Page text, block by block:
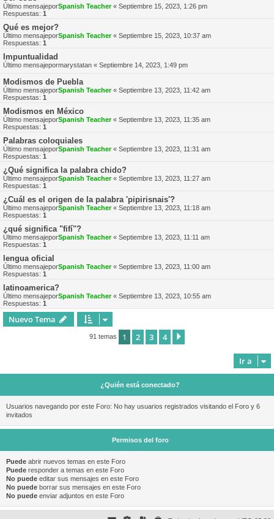
Último mensajeporSpanish Teacher« Septiembre 15, 2023, 1:26 pm
Respuestas: 1
Qué es mejor?
Último mensajeporSpanish Teacher« Septiembre 15, 2023, 10:37 am
Respuestas: 1
Impuntualidad
Último mensajepormarystatan « Septiembre 14, 2023, 1:49 pm
Modismos de Puebla
Último mensajeporSpanish Teacher« Septiembre 13, 2023, 11:42 am
Respuestas: 1
Modismos en México
Último mensajeporSpanish Teacher« Septiembre 13, 2023, 11:35 am
Respuestas: 1
Palabras coloquiales
Último mensajeporSpanish Teacher« Septiembre 13, 2023, 11:31 am
Respuestas: 1
¿Qué significa la palabra chido?
Último mensajeporSpanish Teacher« Septiembre 13, 2023, 11:27 am
Respuestas: 1
¿Cuál es el origen de la palabra 'pipirisnais'?
Último mensajeporSpanish Teacher« Septiembre 13, 2023, 11:18 am
Respuestas: 1
¿qué significa "fifí"?
Último mensajeporSpanish Teacher« Septiembre 13, 2023, 11:11 am
Respuestas: 1
lengua oficial
Último mensajeporSpanish Teacher« Septiembre 13, 2023, 11:00 am
Respuestas: 1
latinoamerica?
Último mensajeporSpanish Teacher« Septiembre 13, 2023, 10:55 am
Respuestas: 1
Nuevo Tema
91 temas 1 2 3 4
Ir a
¿Quién está conectado?
Usuarios navegando por este Foro: No hay usuarios registrados visitando el Foro y 6
invitados
Permisos del foro
Puede abrir nuevos temas en este Foro
Puede responder a temas en este Foro
No puede editar sus mensajes en este Foro
No puede borrar sus mensajes en este Foro
No puede enviar adjuntos en este Foro